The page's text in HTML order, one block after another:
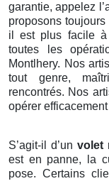
garantie, appelez
proposons
il est plus facile à
toutes les
Montlhery. Nos
tout genre,
rencontrés. Nos
opérer
S’agit-il d’un volet
est en panne, la
pose. Certains